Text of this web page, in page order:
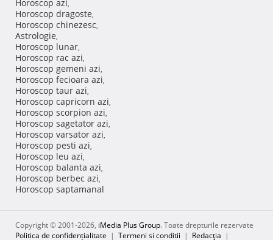
Horoscop azi,
Horoscop dragoste,
Horoscop chinezesc,
Astrologie,
Horoscop lunar,
Horoscop rac azi,
Horoscop gemeni azi,
Horoscop fecioara azi,
Horoscop taur azi,
Horoscop capricorn azi,
Horoscop scorpion azi,
Horoscop sagetator azi,
Horoscop varsator azi,
Horoscop pesti azi,
Horoscop leu azi,
Horoscop balanta azi,
Horoscop berbec azi,
Horoscop saptamanal
Copyright © 2001-2026, iMedia Plus Group. Toate drepturile rezervate
Politica de confidențialitate | Termeni si conditii | Redacţia |